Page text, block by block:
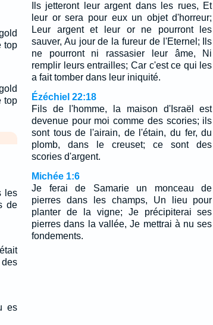
top
top
les
de
es
Ils jetteront leur argent dans les rues, Et
leur or sera pour eux un objet d'horreur;
Leur argent et leur or ne pourront les
sauver, Au jour de la fureur de l'Eternel; Ils
ne pourront ni rassasier leur âme, Ni
remplir leurs entrailles; Car c'est ce qui les
a fait tomber dans leur iniquité.
Ézéchiel 22:18
Fils de l'homme, la maison d'Israël est
devenue pour moi comme des scories; ils
sont tous de l'airain, de l'étain, du fer, du
plomb, dans le creuset; ce sont des
scories d'argent.
Michée 1:6
Je ferai de Samarie un monceau de
pierres dans les champs, Un lieu pour
planter de la vigne; Je précipiterai ses
pierres dans la vallée, Je mettrai à nu ses
fondements.